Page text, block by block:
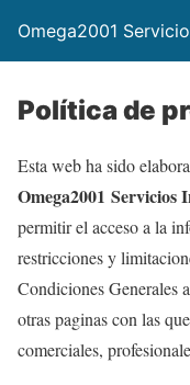
Omega2001
Política de
Esta web ha sido
Omega2001 Servicios
permitir el acceso a la
restricciones y
Condiciones Generales
otras paginas con las
comerciales,